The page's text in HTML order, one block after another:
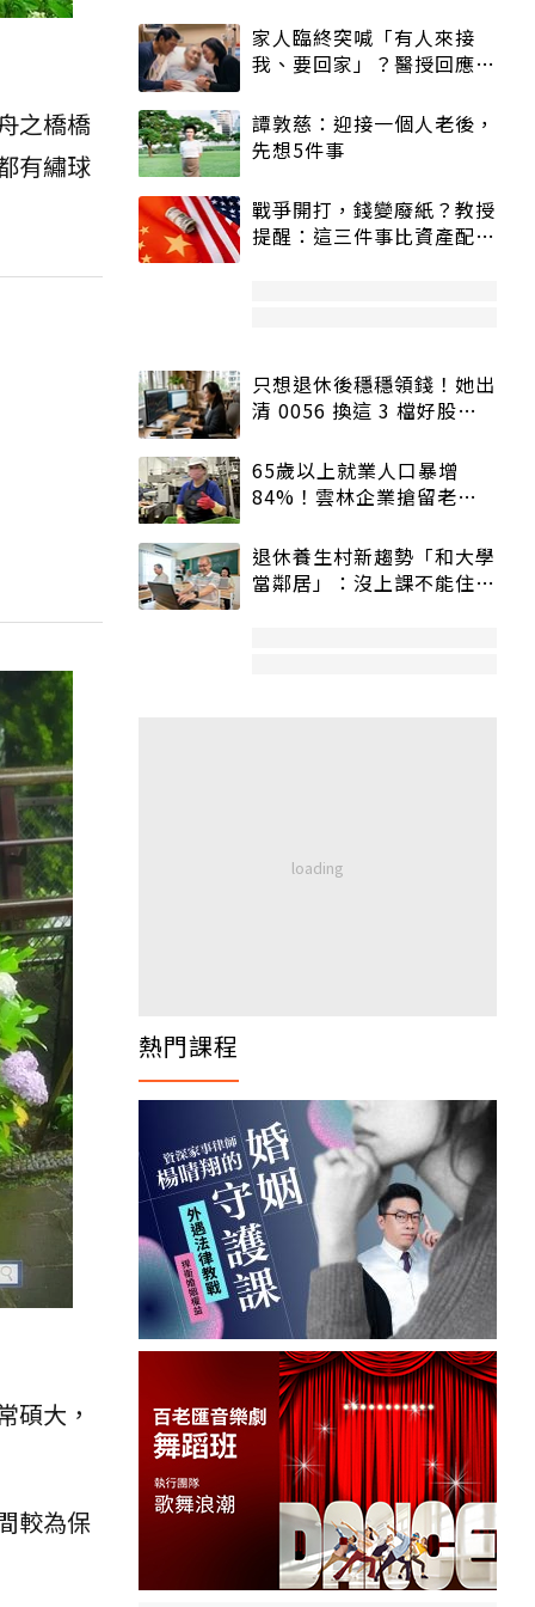
之橋橋
有繡球
碩大，
較為保
家人臨終突喊「有人來接
我、要回家」？醫授回應方
譚敦慈：迎接一個人老後，
先想5件事
戰爭開打，錢變廢紙？教授
提醒：這三件事比資產配置
只想退休後穩穩領錢！她出
清 0056 換這 3 檔好股：
65歲以上就業人口暴增
84%！雲林企業搶留老員
退休養生村新趨勢「和大學
當鄰居」：沒上課不能住、
熱門課程